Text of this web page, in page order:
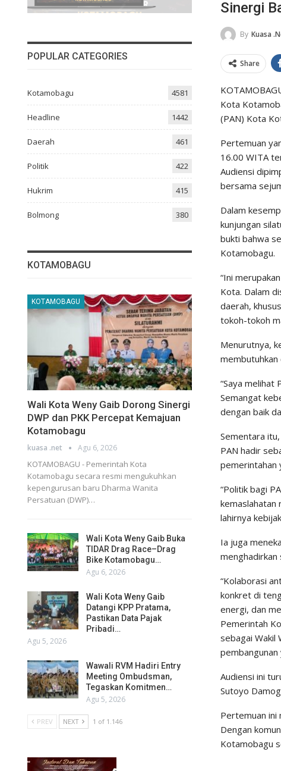
Sinergi
By Kuasa
Share
Kota
(PAN) Kota
Pertemuan
16.00 WITA
Audiensi
bersama
Dalam
kunjungan
bukti bahwa
Kotamobagu.
“Ini
Kota. Dalam
daerah,
tokoh-tokoh
Menurutnya,
“Saya melihat
Semangat
dengan baik
Sementara
PAN hadir
pemerintahan
“Politik bagi
kemaslahatan
lahirnya
Ia juga
“Kolaborasi
konkret di
energi, dan
Pemerintah
sebagai Wakil
pembangunan
Audiensi ini
Sutoyo
Pertemuan ini
Dengan
Kotamobagu
POPULAR CATEGORIES
Kotamobagu 4581
Headline 1442
Daerah 461
Politik 422
Hukrim 415
Bolmong 380
KOTAMOBAGU
KOTAMOBAGU
Wali Kota Weny Gaib Dorong Sinergi
DWP dan PKK Percepat Kemajuan
Kotamobagu
kuasa .net Agu 6, 2026
KOTAMOBAGU - Pemerintah Kota
Kotamobagu secara resmi mengukuhkan
kepengurusan baru Dharma Wanita
Persatuan (DWP)…
Wali Kota Weny Gaib Buka
TIDAR Drag Race–Drag
Bike Kotamobagu…
Agu 6, 2026
Wali Kota Weny Gaib
Datangi KPP Pratama,
Pastikan Data Pajak
Pribadi…
Agu 5, 2026
Wawali RVM Hadiri Entry
Meeting Ombudsman,
Tegaskan Komitmen…
Agu 5, 2026
PREV NEXT 1 of 1.146